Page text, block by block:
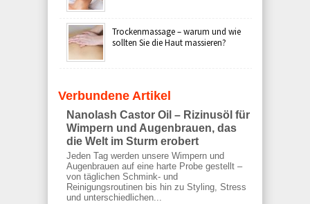
Trockenmassage – warum und wie
sollten Sie die Haut massieren?
Verbundene Artikel
Nanolash Castor Oil – Rizinusöl für
Wimpern und Augenbrauen, das
die Welt im Sturm erobert
Jeden Tag werden unsere Wimpern und
Augenbrauen auf eine harte Probe gestellt –
von täglichen Schmink- und
Reinigungsroutinen bis hin zu Styling, Stress
und unterschiedlichen...